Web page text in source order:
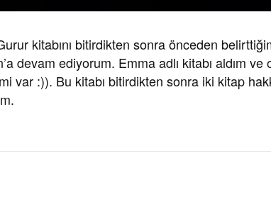
kitabını bitirdikten sonra önceden
devam ediyorum. Emma adlı kitabı aldım
var :)). Bu kitabı bitirdikten sonra iki kitap